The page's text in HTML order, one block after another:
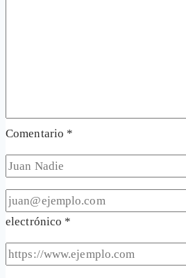
Comentario *
electrónico *